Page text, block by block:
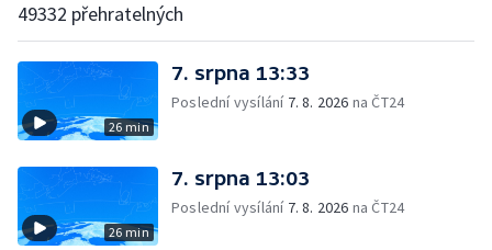
49332 přehratelných
26 min
7. srpna 13:33
Poslední vysílání 7. 8. 2026 na ČT24
26 min
7. srpna 13:03
Poslední vysílání 7. 8. 2026 na ČT24